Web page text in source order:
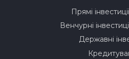
Прямі
Венчурні
Державні